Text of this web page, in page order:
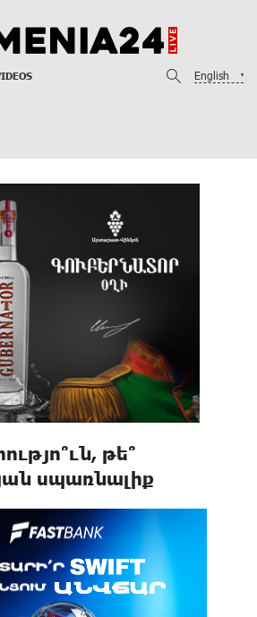
English
թե՞
սպառնալիք